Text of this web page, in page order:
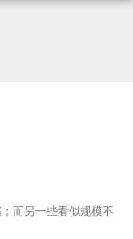
而另一些看似规模不